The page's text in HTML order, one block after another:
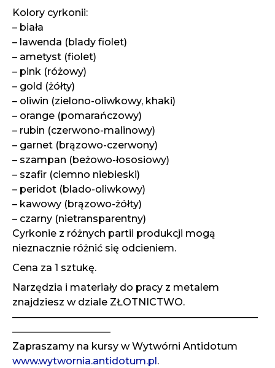
Kolory cyrkonii:
– biała
– lawenda (blady fiolet)
– ametyst (fiolet)
– pink (różowy)
– gold (żółty)
– oliwin (zielono-oliwkowy, khaki)
– orange (pomarańczowy)
– rubin (czerwono-malinowy)
– garnet (brązowo-czerwony)
– szampan (beżowo-łososiowy)
– szafir (ciemno niebieski)
– peridot (blado-oliwkowy)
– kawowy (brązowo-żółty)
– czarny (nietransparentny)
Cyrkonie z różnych partii produkcji mogą
nieznacznie różnić się odcieniem.
Cena za 1 sztukę.
Narzędzia i materiały do pracy z metalem
znajdziesz w dziale ZŁOTNICTWO.
—————————————————————————
——————————
Zapraszamy na kursy w Wytwórni Antidotum
www.wytwornia.antidotum.pl .